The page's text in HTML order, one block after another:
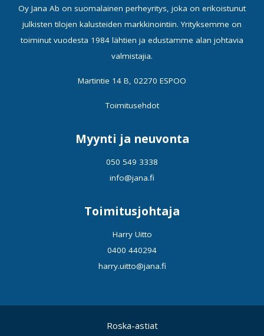
Oy Jana Ab on suomalainen perheyritys, joka on erikoistunut
julkisten tilojen kalusteiden markkinointiin. Yrityksemme on
toiminut vuodesta 1984 lähtien ja edustamme alan johtavia
valmistajia.
Martintie 14 B, 02270 ESPOO
Toimitusehdot
Myynti ja neuvonta
050 549 3338
info@jana.fi
Toimitusjohtaja
Harry Uitto
0400 440294
harry.uitto@jana.fi
Roska-astiat